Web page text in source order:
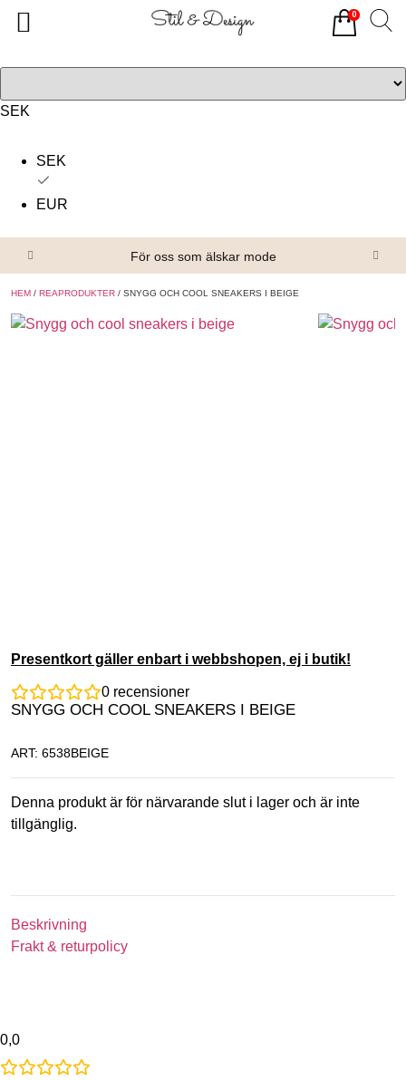
SEK
SEK
EUR
För oss som älskar mode
HEM / REAPRODUKTER / SNYGG OCH COOL SNEAKERS I BEIGE
Presentkort gäller enbart i webbshopen, ej i butik!
0 recensioner
SNYGG OCH COOL SNEAKERS I BEIGE
ART: 6538BEIGE
Denna produkt är för närvarande slut i lager och är inte
tillgänglig.
Beskrivning
Frakt & returpolicy
0,0
0
Alla produkter
Om oss